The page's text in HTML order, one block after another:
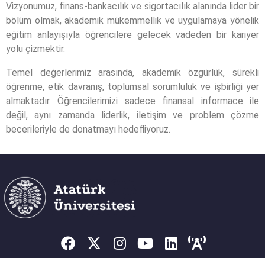
Vizyonumuz, finans-bankacılık ve sigortacılık alanında lider bir
bölüm olmak, akademik mükemmellik ve uygulamaya yönelik
eğitim anlayışıyla öğrencilere gelecek vadeden bir kariyer
yolu çizmektir.
Temel değerlerimiz arasında, akademik özgürlük, sürekli
öğrenme, etik davranış, toplumsal sorumluluk ve işbirliği yer
almaktadır. Öğrencilerimizi sadece finansal informace ile
değil, aynı zamanda liderlik, iletişim ve problem çözme
becerileriyle de donatmayı hedefliyoruz.